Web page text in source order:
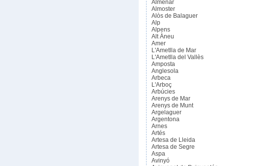
Almenar
Almoster
Alòs de Balaguer
Alp
Alpens
Alt Àneu
Amer
L'Ametlla de Mar
L'Ametlla del Vallès
Amposta
Anglesola
Arbeca
L'Arboç
Arbúcies
Arenys de Mar
Arenys de Munt
Argelaguer
Argentona
Arnes
Artés
Artesa de Lleida
Artesa de Segre
Aspa
Avinyó